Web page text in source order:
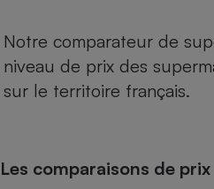
Notre comparateur de
niveau de prix des
sur le territoire français.
Les comparaisons de prix